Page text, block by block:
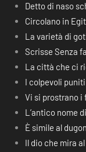
Detto di naso
Circolano in
La varietà di
Scrisse Senza
La città che ci
I colpevoli puniti
Vi si prostrano i
L’antico nome
È simile al
Il dio che mira